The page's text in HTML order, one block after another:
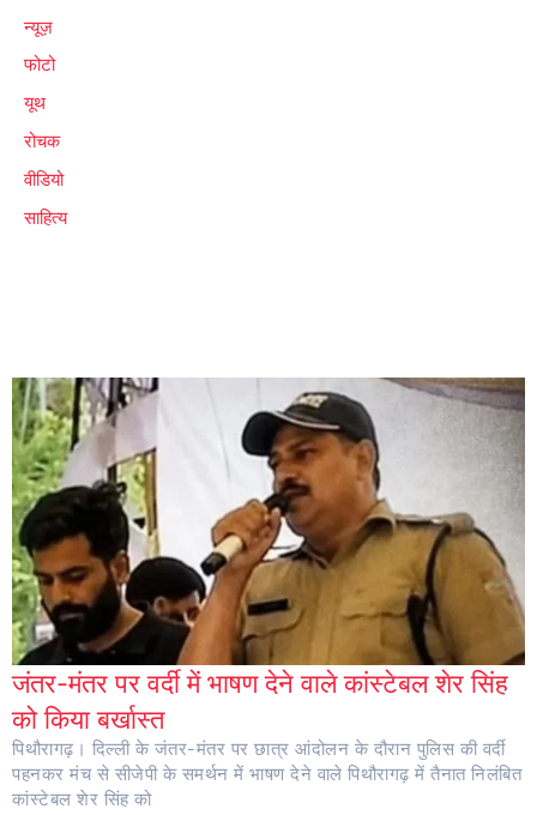
न्यूज़
फोटो
यूथ
रोचक
वीडियो
साहित्य
जंतर-मंतर पर वर्दी में भाषण देने वाले कांस्टेबल शेर सिंह
को किया बर्खास्त
पिथौरागढ़। दिल्ली के जंतर-मंतर पर छात्र आंदोलन के दौरान पुलिस की वर्दी
पहनकर मंच से सीजेपी के समर्थन में भाषण देने वाले पिथौरागढ़ में तैनात निलंबित
कांस्टेबल शेर सिंह को